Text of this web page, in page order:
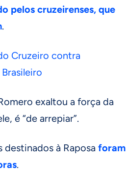
pelos cruzeirenses, que
.
Cruzeiro contra
exaltou a força da
é “de arrepiar”.
à Raposa foram
.